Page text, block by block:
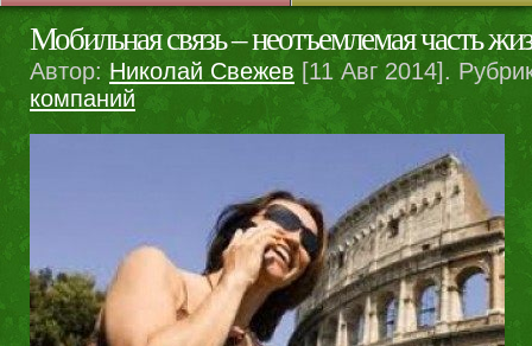
Мобильная связь – неотъемлемая часть
Автор: Николай Свежев [11 Авг 2014].
компаний